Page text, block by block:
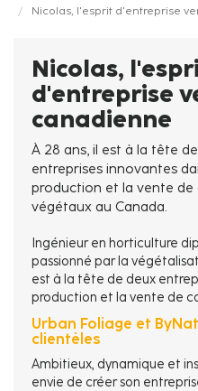
d'Ariane
Nicolas, l'esprit d'entreprise
Nicolas,
d'entreprise
canadienne
À 28 ans, il est à la tête
entreprises innovantes
production et la vente de
végétaux au Canada.
Ingénieur en horticulture
passionné par la
est à la tête de deux
production et la vente de
Urban Foliage et
clientèles
Ambitieux, dynamique et
envie de créer son